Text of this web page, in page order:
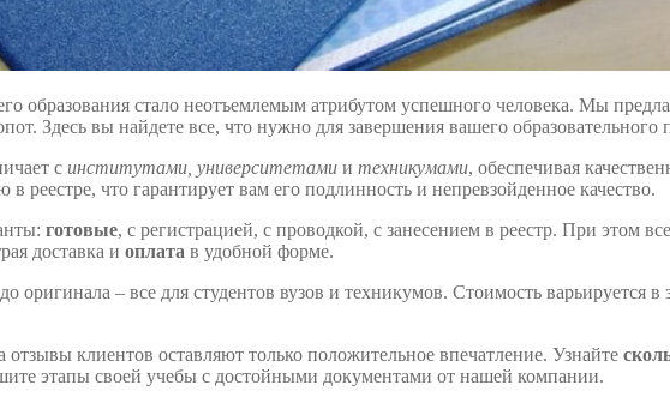
образования стало неотъемлемым атрибутом успешного человека. Мы
Здесь вы найдете все, что нужно для завершения вашего
с институтами, университетами и техникумами, обеспечивая
реестре, что гарантирует вам его подлинность и непревзойденное качество.
готовые, с регистрацией, с проводкой, с занесением в реестр. При этом
доставка и оплата в удобной форме.
оригинала – все для студентов вузов и техникумов. Стоимость варьируется
клиентов оставляют только положительное впечатление. Узнайте
этапы своей учебы с достойными документами от нашей компании.